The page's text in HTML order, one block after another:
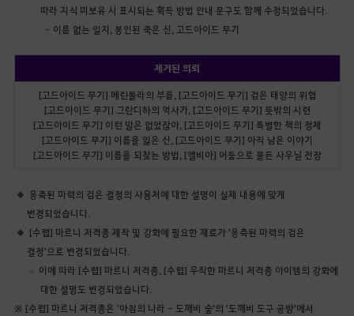
따라 지식 미보유 시 표시되는 획득 방법 안내 문구도 함께 수정되었습니다.
이름 없는 일지, 봉인된 죽은 신, 고드아이드 무기
제거된 의뢰
[고드아이드 무기] 메린돌라의 부름, [고드아이드 무기] 검은 태양의 위협
[고드아이드 무기] 그란디하의 역사가, [고드아이드 무기] 뜻밖의 시련
[고드아이드 무기] 이런 말은 없었잖아, [고드아이드 무기] 특별한 책의 정체
[고드아이드 무기] 이름을 잃은 신, [고드아이드 무기] 아직 남은 이야기
[고드아이드 무기] 이름을 되찾는 방법, [엘비아] 어둠으로 물든 사우닐 전장
응축된 마력의 검은 결정의 사용처에 대한 설명이 실제 내용에 맞게
변경되었습니다.
[수렵] 마르니 저격총 제작 및 강화에 필요한 재료가 '응축된 마력의 검은
결정'으로 변경되었습니다.
이에 따라 [수렵] 마르니 저격총, [수렵] 우직한 마르니 저격총 아이템의 강화에
대한 설명도 변경되었습니다.
※ [수렵] 마르니 저격총은 '아침의 나라 - 도깨비 숲'의 '도깨비 도구 공방'에서